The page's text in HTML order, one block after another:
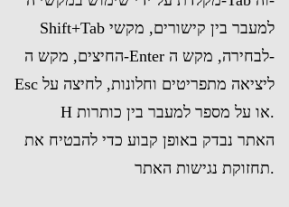
Shift+Tab למעבר בין קישורים, מקשי
החיצים, מקש ה-Enter לבחירה, מקש ה-
Esc ליציאה מתפריטים וחלונות, לחיצה על
H או על מספר למעבר בין כותרות.
האתר נבדק באופן קבוע כדי להבטיח את
תחזוקת נגישות האתר.